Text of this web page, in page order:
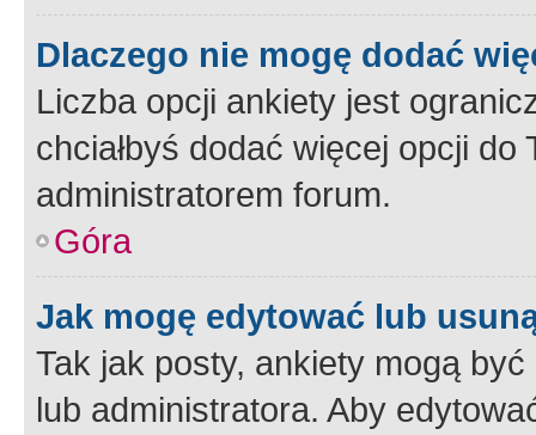
Dlaczego nie mogę dodać
Liczba opcji ankiety jest
chciałbyś dodać więcej opcji
administratorem forum.
Góra
Jak mogę edytować lub
Tak jak posty, ankiety mogą
lub administratora. Aby